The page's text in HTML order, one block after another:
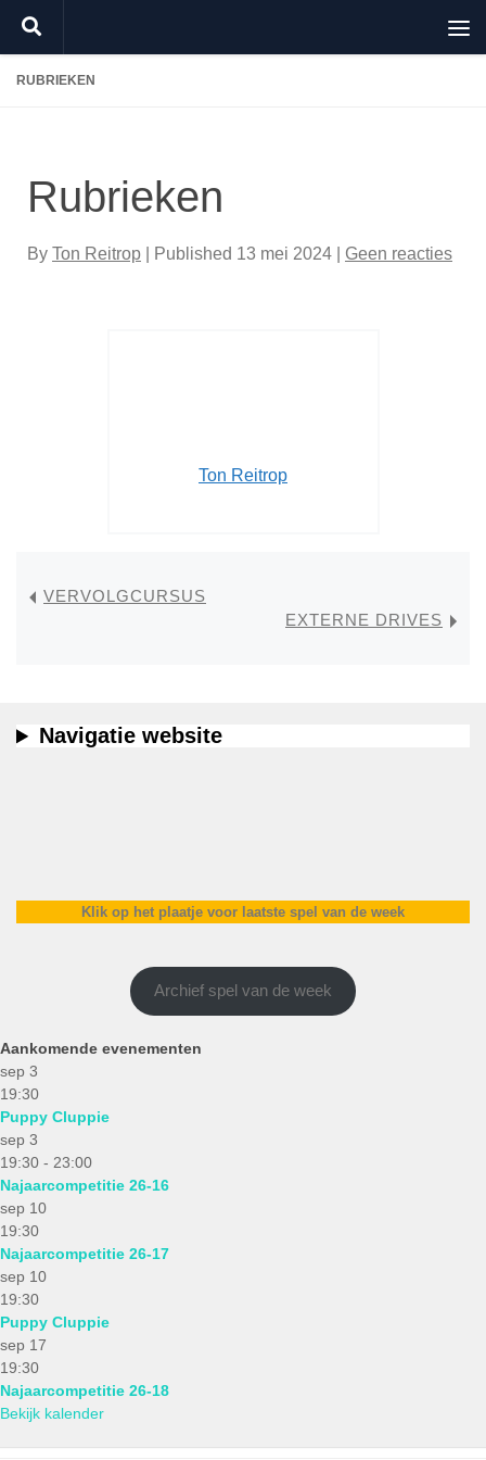
Doorgaan naar inhoud
RUBRIEKEN
Rubrieken
By Ton Reitrop | Published 13 mei 2024 Geen reacties
Ton Reitrop
VERVOLGCURSUS
EXTERNE DRIVES
Navigatie website
Klik op het plaatje voor laatste spel van de week
Archief spel van de week
Aankomende evenementen
sep 3
19:30
Puppy Cluppie
sep 3
19:30 - 23:00
Najaarcompetitie 26-16
sep 10
19:30
Najaarcompetitie 26-17
sep 10
19:30
Puppy Cluppie
sep 17
19:30
Najaarcompetitie 26-18
Bekijk kalender